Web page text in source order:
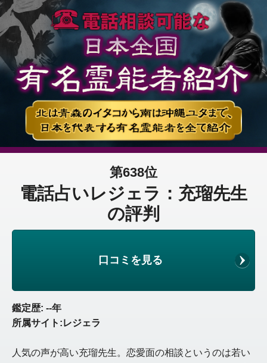
第638位
電話占いレジェラ：充瑠先生
の評判
口コミを見る
鑑定歴: --年
所属サイト:レジェラ
人気の声が高い充瑠先生。恋愛面の相談というのは若い